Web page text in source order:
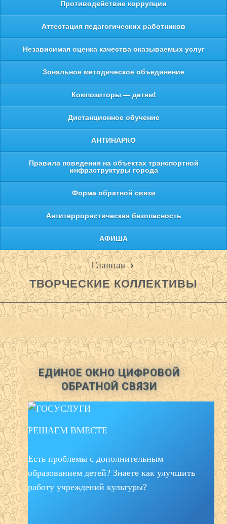
Противодействие коррупции
Аттестация педагогических работников
Независимая оценка качества оказываемых услуг
Зональное методическое объединение
Композиторы — детям!
Дистанционное обучение
АНТИНАРКО
Правила поведения на объектах транспортной
инфраструктуры города
Форма обратной связи
Антитеррористическая безопасность
АФИША
Главная
ТВОРЧЕСКИЕ КОЛЛЕКТИВЫ
ЕДИНОЕ ОКНО ЦИФРОВОЙ
ОБРАТНОЙ СВЯЗИ
РЕШАЕМ ВМЕСТЕ
Есть проблемы с дополнительным
образованием детей? Знаете как улучшить
работу учреждений культуры?